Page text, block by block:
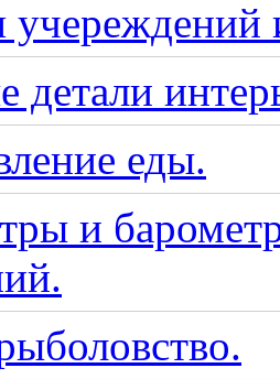
учереждений
детали
еды.
и